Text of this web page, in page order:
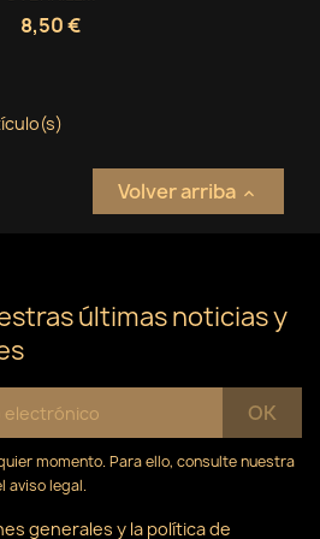
8,50 €
Volver arriba 
últimas noticias y
momento. Para ello, consulte nuestra
aviso legal.
generales y la política de